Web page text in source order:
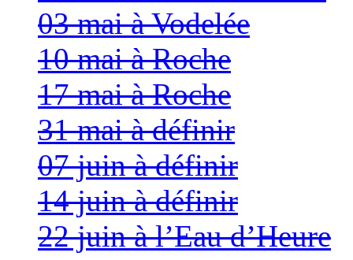
03 mai à Vodelée
10 mai à Roche
17 mai à Roche
31 mai à définir
07 juin à définir
14 juin à définir
22 juin à l’Eau d’Heure